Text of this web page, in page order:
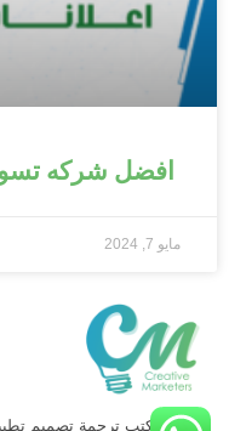
افضل شركه تسويق
مايو 7, 2024
شركة مكتب ترجمة تصميم